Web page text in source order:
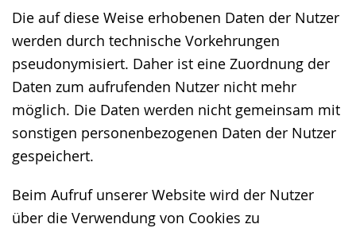
Die auf diese Weise erhobenen Daten der Nutzer
werden durch technische Vorkehrungen
pseudonymisiert. Daher ist eine Zuordnung der
Daten zum aufrufenden Nutzer nicht mehr
möglich. Die Daten werden nicht gemeinsam mit
sonstigen personenbezogenen Daten der Nutzer
gespeichert.
Beim Aufruf unserer Website wird der Nutzer
über die Verwendung von Cookies zu